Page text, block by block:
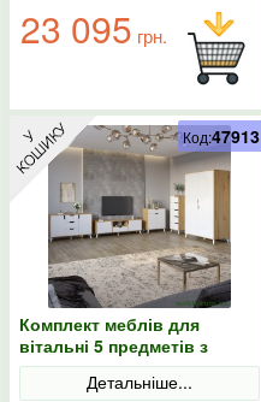
23 095 грн.
Комплект меблів для
вітальні 5 предметів з
білими ніжками М-ЗОН
Борн Дуб Артизан/Німфея
Детальніше...
Код:47913